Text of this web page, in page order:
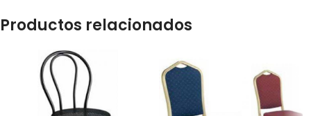
Productos relacionados